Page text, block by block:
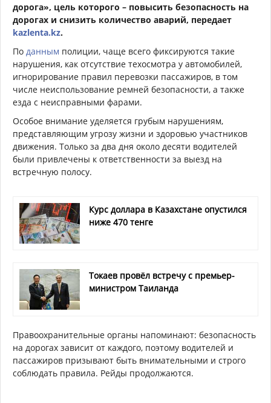
дорога», цель которого – повысить безопасность на
дорогах и снизить количество аварий, передает
kazlenta.kz.
По данным полиции, чаще всего фиксируются такие
нарушения, как отсутствие техосмотра у автомобилей,
игнорирование правил перевозки пассажиров, в том
числе неиспользование ремней безопасности, а также
езда с неисправными фарами.
Особое внимание уделяется грубым нарушениям,
представляющим угрозу жизни и здоровью участников
движения. Только за два дня около десяти водителей
были привлечены к ответственности за выезд на
встречную полосу.
Курс доллара в Казахстане опустился
ниже 470 тенге
Токаев провёл встречу с премьер-
министром Таиланда
Правоохранительные органы напоминают: безопасность
на дорогах зависит от каждого, поэтому водителей и
пассажиров призывают быть внимательными и строго
соблюдать правила. Рейды продолжаются.